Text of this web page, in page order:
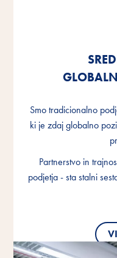
Smo tradicionalno
ki je zdaj globalno
Partnerstvo in
podjetja - sta stalni
Smo tradicionalno
ki je zdaj globalno
Partnerstvo in
podjetja - sta stalni
Smo tradicionalno
ki je zdaj globalno
Partnerstvo in
podjetja - sta stalni